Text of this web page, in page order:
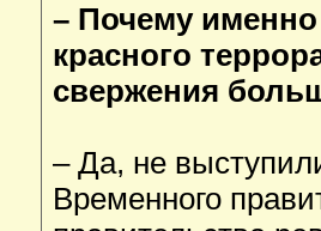
– Почему
красного
свержения
– Да, не
Временного